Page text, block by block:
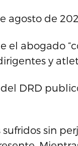
agosto de
el abogado
y
DRD
sin